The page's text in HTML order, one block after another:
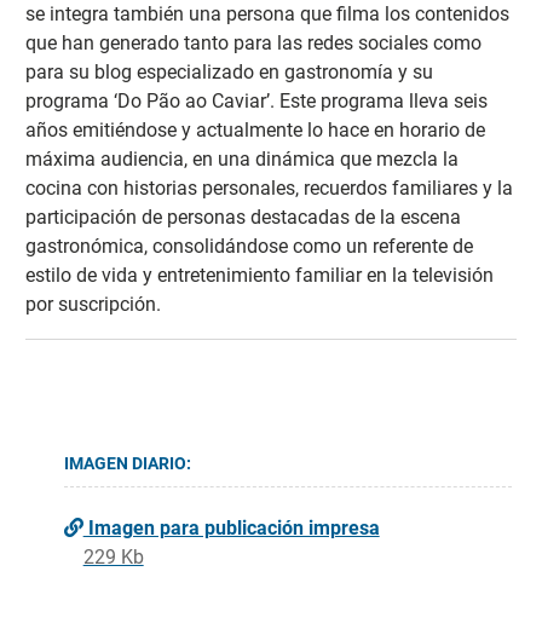
se integra también una persona que filma los contenidos
que han generado tanto para las redes sociales como
para su blog especializado en gastronomía y su
programa ‘Do Pão ao Caviar’. Este programa lleva seis
años emitiéndose y actualmente lo hace en horario de
máxima audiencia, en una dinámica que mezcla la
cocina con historias personales, recuerdos familiares y la
participación de personas destacadas de la escena
gastronómica, consolidándose como un referente de
estilo de vida y entretenimiento familiar en la televisión
por suscripción.
IMAGEN DIARIO:
Imagen para publicación impresa
229 Kb